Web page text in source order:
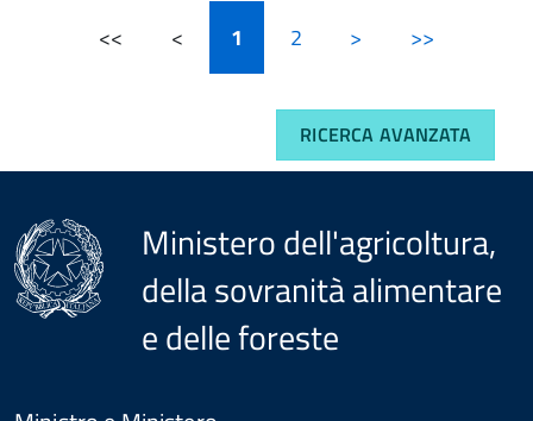
<< < 1 2 > >>
RICERCA AVANZATA
Ministero dell'agricoltura,
della sovranità alimentare
e delle foreste